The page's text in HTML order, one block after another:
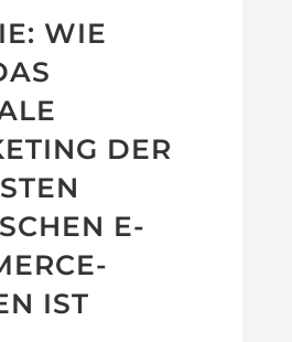
WIE
DER
D
E-C
F
IST